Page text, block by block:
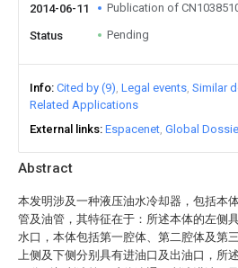
Abstract
本发明涉及一种液压油水冷却器，包括本
管及油管，其特征在于：所述本体的左侧
水口，本体包括第一腔体、第二腔体及第
上侧及下侧分别具有进油口及出油口，所
2014-06-11 Publication of
Status Pending
Info Cited by (9) Legal events Similar
Related Applications
External links Espacenet Global